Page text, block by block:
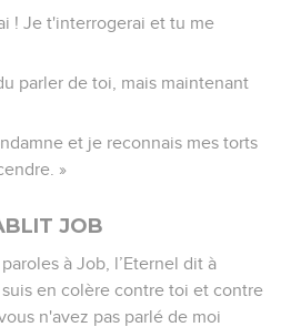
! Je t'interrogerai et tu me
parler de toi, mais maintenant
et je reconnais mes torts
»
JOB
à Job, l’Eternel dit à
en colère contre toi et contre
n'avez pas parlé de moi